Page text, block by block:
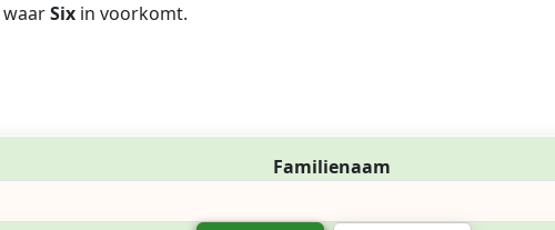
waarSix in voorkomt.
Familienaam